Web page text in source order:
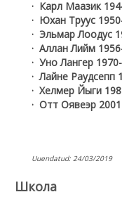
· Карл Маазик
· Юхан Труус
· Эльмар Лоодус
· Аллан Лийм
· Уно Лангер
· Лайне Раудсепп
· Хелмер Йыги
· ОттОявеэр
Uuendatud: 24/03/2019
Школа